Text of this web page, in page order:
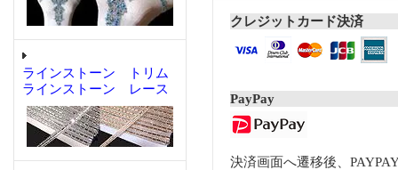
ラインストーン トリム
ラインストーン レース
クレジットカード決済
PayPay
決済画面へ遷移後、